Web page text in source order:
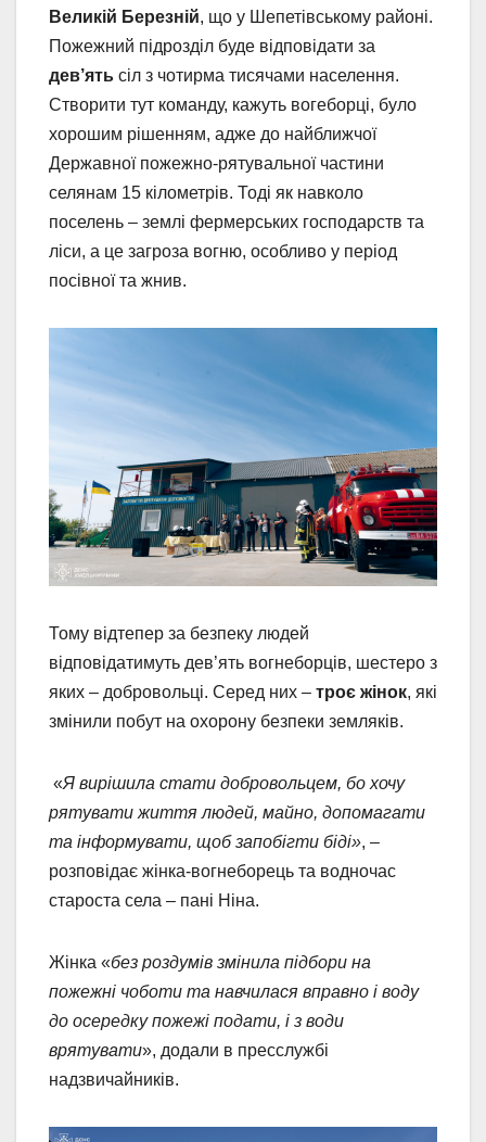
Великій Березній, що у Шепетівському районі.
Пожежний підрозділ буде відповідати за
дев’ять сіл з чотирма тисячами населення.
Створити тут команду, кажуть вогеборці, було
хорошим рішенням, адже до найближчої
Державної пожежно-рятувальної частини
селянам 15 кілометрів. Тоді як навколо
поселень – землі фермерських господарств та
ліси, а це загроза вогню, особливо у період
посівної та жнив.
Тому відтепер за безпеку людей
відповідатимуть дев’ять вогнеборців, шестеро з
яких – добровольці. Серед них – троє жінок, які
змінили побут на охорону безпеки земляків.
«Я вирішила стати добровольцем, бо хочу
рятувати життя людей, майно, допомагати
та інформувати, щоб запобігти біді», –
розповідає жінка-вогнеборець та водночас
староста села – пані Ніна.
Жінка «без роздумів змінила підбори на
пожежні чоботи та навчилася вправно і воду
до осередку пожежі подати, і з води
врятувати», додали в пресслужбі
надзвичайників.